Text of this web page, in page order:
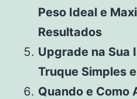
Peso Ideal e
Resultados
Upgrade na Sua
Truque Simples
Quando e Como